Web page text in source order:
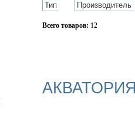
Тип Производитель
Всего товаров: 12